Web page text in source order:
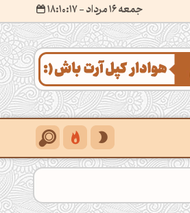
جمعه 16 مرداد
- ۱۸:۱۰:۱۸